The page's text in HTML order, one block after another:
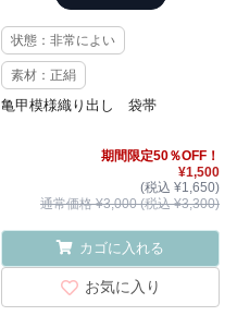
状態：非常によい
素材：正絹
亀甲模様織り出し 袋帯
期間限定50％OFF！
¥1,500
(税込 ¥1,650)
通常価格 ¥3,000 (税込 ¥3,300)
カゴに入れる
お気に入り